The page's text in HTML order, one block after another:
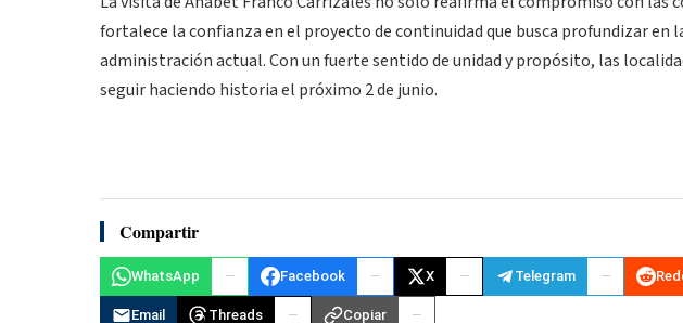
fortalece la confianza en el proyecto de continuidad que busca profundizar en
administración actual. Con un fuerte sentido de unidad y propósito, las
seguir haciendo historia el próximo 2 de junio.
Compartir
WhatsApp Facebook X Telegram
Email Threads Copiar